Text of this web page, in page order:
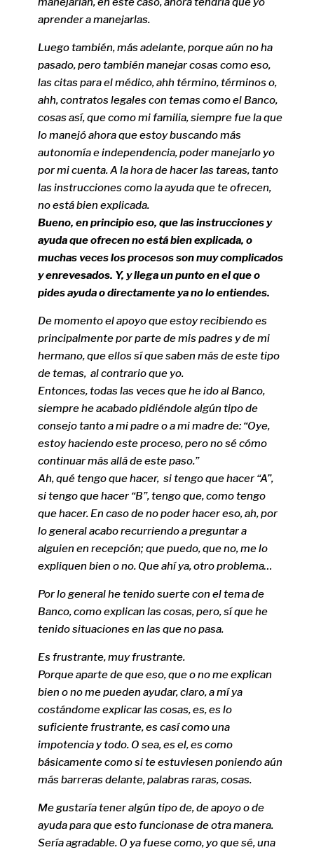
aprender a manejarlas.
Luego también, más adelante, porque aún no ha
pasado, pero también manejar cosas como eso,
las citas para el médico, ahh término, términos o,
ahh, contratos legales con temas como el Banco,
cosas así, que como mi familia, siempre fue la que
lo manejó ahora que estoy buscando más
autonomía e independencia, poder manejarlo yo
por mi cuenta. A la hora de hacer las tareas, tanto
las instrucciones como la ayuda que te ofrecen,
no está bien explicada.
Bueno, en principio eso, que las instrucciones y
ayuda que ofrecen no está bien explicada, o
muchas veces los procesos son muy complicados
y enrevesados. Y, y llega un punto en el que o
pides ayuda o directamente ya no lo entiendes.
De momento el apoyo que estoy recibiendo es
principalmente por parte de mis padres y de mi
hermano, que ellos sí que saben más de este tipo
de temas, al contrario que yo.
Entonces, todas las veces que he ido al Banco,
siempre he acabado pidiéndole algún tipo de
consejo tanto a mi padre o a mi madre de: “Oye,
estoy haciendo este proceso, pero no sé cómo
continuar más allá de este paso.”
Ah, qué tengo que hacer, si tengo que hacer “A”,
si tengo que hacer “B”, tengo que, como tengo
que hacer. En caso de no poder hacer eso, ah, por
lo general acabo recurriendo a preguntar a
alguien en recepción; que puedo, que no, me lo
expliquen bien o no. Que ahí ya, otro problema…
Por lo general he tenido suerte con el tema de
Banco, como explican las cosas, pero, sí que he
tenido situaciones en las que no pasa.
Es frustrante, muy frustrante.
Porque aparte de que eso, que o no me explican
bien o no me pueden ayudar, claro, a mí ya
costándome explicar las cosas, es, es lo
suficiente frustrante, es casí como una
impotencia y todo. O sea, es el, es como
básicamente como si te estuviesen poniendo aún
más barreras delante, palabras raras, cosas.
Me gustaría tener algún tipo de, de apoyo o de
ayuda para que esto funcionase de otra manera.
Sería agradable. O ya fuese como, yo que sé, una